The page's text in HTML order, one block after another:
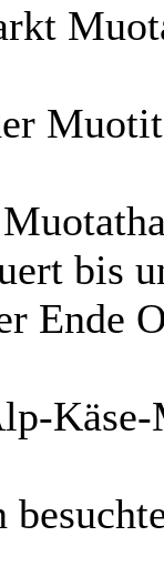
bis
Ende